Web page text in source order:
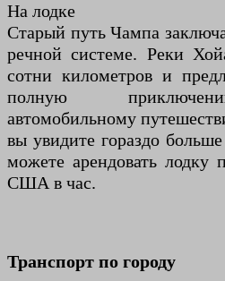
На лодке
Старый путь Чампа
речной системе. Реки
сотни километров и
полную
автомобильному
вы увидите гораздо
можете арендовать лодку
США в час.
Транспорт по городу